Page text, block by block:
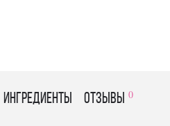
Ингредиенты отзывы 0